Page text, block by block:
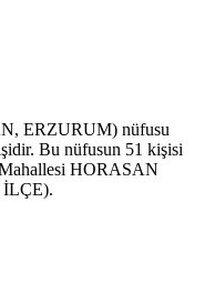
ERZURUM) nüfusu
Bu nüfusun 51 kişisi
HORASAN
İLÇE).